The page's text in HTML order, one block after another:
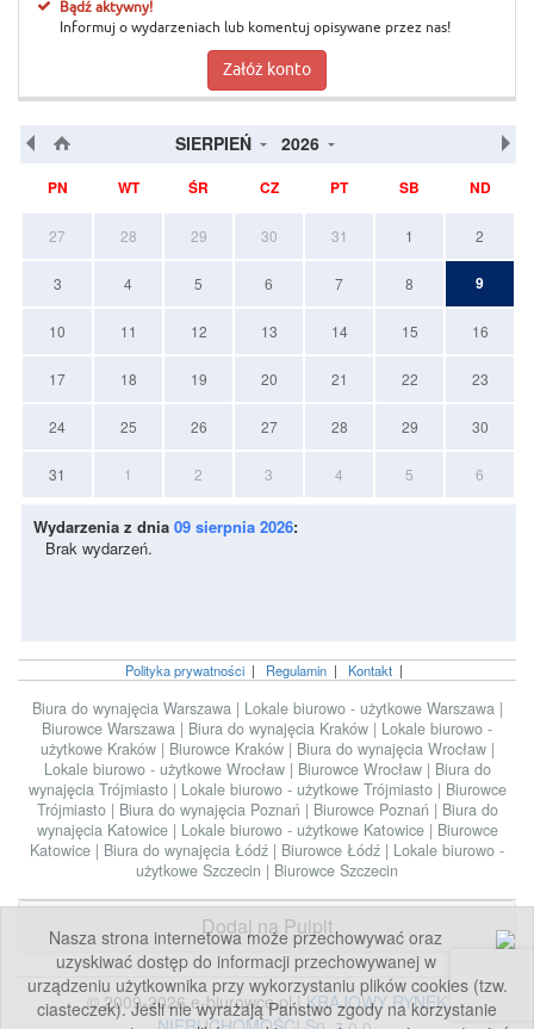
Nasza strona internetowa może przechowywać oraz
uzyskiwać dostęp do informacji przechowywanej w
urządzeniu użytkownika przy wykorzystaniu plików cookies (tzw.
ciasteczek). Jeśli nie wyrażają Państwo zgody na korzystanie
Bądź aktywny!
Informuj o wydarzeniach lub komentuj opisywane przez nas!
Załóż konto
SIERPIEŃ 2026
PN WT ŚR CZ PT SB ND
27 28 29 30 31 1 2
3 4 5 6 7 8 9
10 11 12 13 14 15 16
17 18 19 20 21 22 23
24 25 26 27 28 29 30
31 1 2 3 4 5 6
Wydarzenia z dnia 09 sierpnia 2026:
Brak wydarzeń.
Polityka prywatności| Regulamin| Kontakt|
Biura do wynajęcia Warszawa | Lokale biurowo - użytkowe Warszawa |
Biurowce Warszawa | Biura do wynajęcia Kraków | Lokale biurowo -
użytkowe Kraków | Biurowce Kraków | Biura do wynajęcia Wrocław |
Lokale biurowo - użytkowe Wrocław | Biurowce Wrocław | Biura do
wynajęcia Trójmiasto | Lokale biurowo - użytkowe Trójmiasto | Biurowce
Trójmiasto | Biura do wynajęcia Poznań | Biurowce Poznań | Biura do
wynajęcia Katowice | Lokale biurowo - użytkowe Katowice | Biurowce
Katowice | Biura do wynajęcia Łódź | Biurowce Łódź | Lokale biurowo -
użytkowe Szczecin | Biurowce Szczecin
Dodaj na Pulpit
© 2009-2026 e-biurowce.pl |KRAJOWY RYNEK